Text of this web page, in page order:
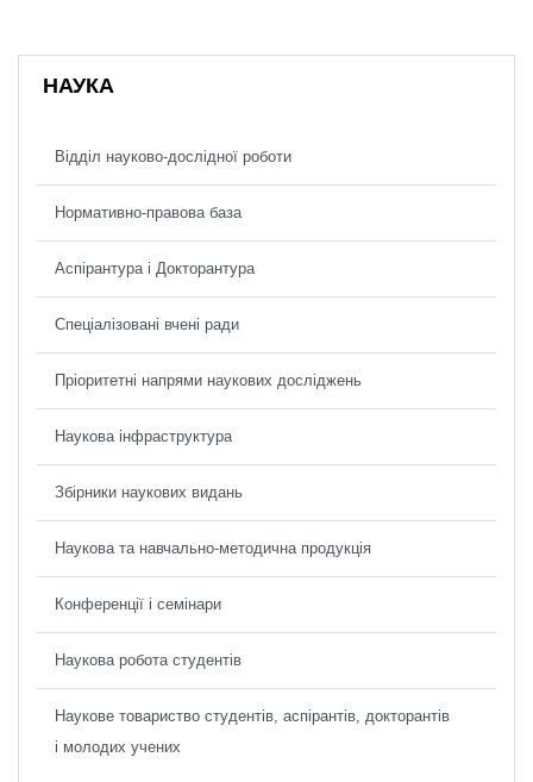
НАУКА
Відділ науково-дослідної роботи
Нормативно-правова база
Аспірантура і Докторантура
Спеціалізовані вчені ради
Пріоритетні напрями наукових досліджень
Наукова інфраструктура
Збірники наукових видань
Наукова та навчально-методична продукція
Конференції і семінари
Наукова робота студентів
Наукове товариство студентів, аспірантів, докторантів
і молодих учених